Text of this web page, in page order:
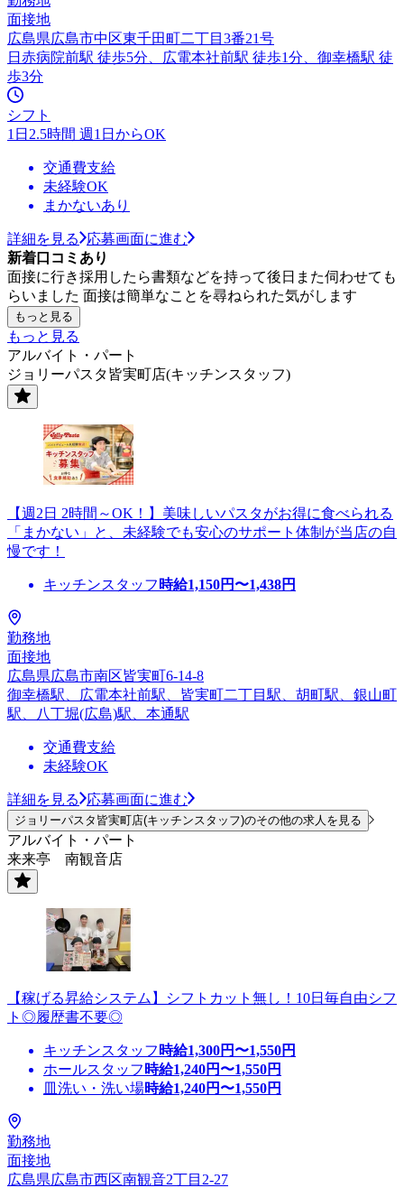
面接地
広島県広島市中区東千田町二丁目3番21号
日赤病院前駅 徒歩5分、広電本社前駅 徒歩1分、御幸橋駅 徒
歩3分
シフト
1日2.5時間 週1日からOK
交通費支給
未経験OK
まかないあり
詳細を見る
応募画面に進む
新着口コミあり
面接に行き採用したら書類などを持って後日また伺わせても
らいました 面接は簡単なことを尋ねられた気がします
もっと見る
もっと見る
アルバイト・パート
ジョリーパスタ皆実町店(キッチンスタッフ)
【週2日 2時間～OK！】美味しいパスタがお得に食べられる
「まかない」と、未経験でも安心のサポート体制が当店の自
慢です！
キッチンスタッフ 時給1,150円〜1,438円
勤務地
面接地
広島県広島市南区皆実町6-14-8
御幸橋駅、広電本社前駅、皆実町二丁目駅、胡町駅、銀山町
駅、八丁堀(広島)駅、本通駅
交通費支給
未経験OK
詳細を見る 応募画面に進む
ジョリーパスタ皆実町店(キッチンスタッフ)のその他の求人を見る
アルバイト・パート
来来亭 南観音店
【稼げる昇給システム】シフトカット無し！10日毎自由シフ
ト◎履歴書不要◎
キッチンスタッフ 時給1,300円〜1,550円
ホールスタッフ 時給1,240円〜1,550円
皿洗い・洗い場時給1,240円〜1,550円
勤務地
面接地
広島県広島市西区南観音2丁目2-27